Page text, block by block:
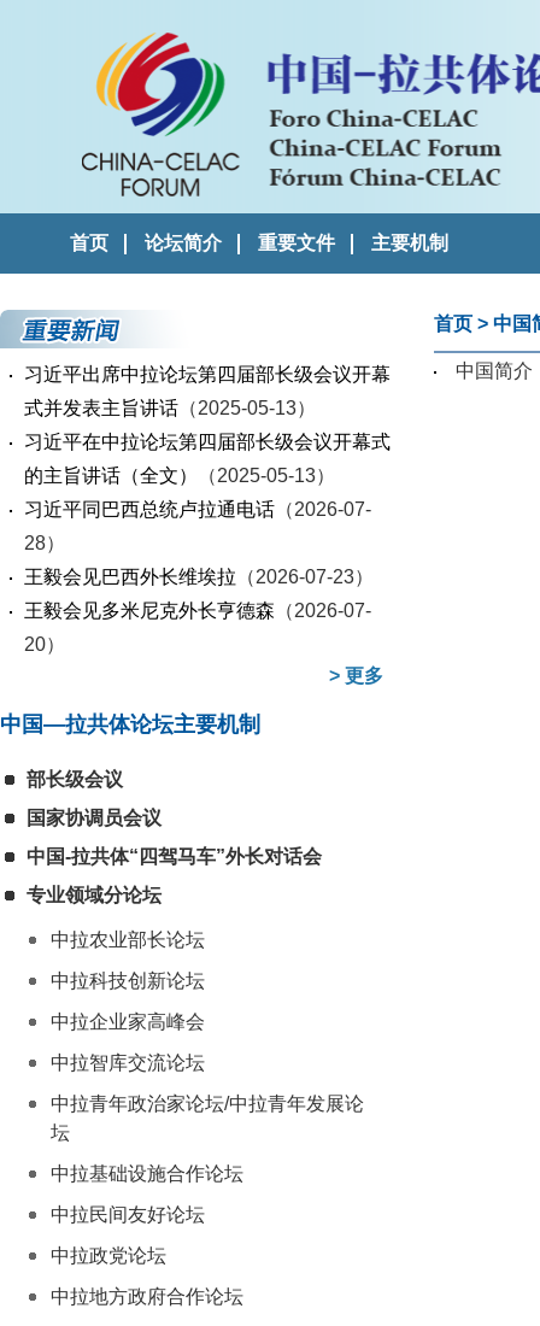
首页 论坛简介 重要文件 主要机制
习近平出席中拉论坛第四届部长级会议开幕
式并发表主旨讲话 （2025-05-13）
习近平在中拉论坛第四届部长级会议开幕式
的主旨讲话（全文）
（2025-05-13）
习近平同巴西总统卢拉通电话 （2026-07-
28）
王毅会见巴西外长维埃拉 （2026-07-23）
王毅会见多米尼克外长亨德森 （2026-07-
20）
> 更多
中国—拉共体论坛主要机制
部长级会议
国家协调员会议
中国-拉共体“四驾马车”外长对话会
专业领域分论坛
中拉农业部长论坛
中拉科技创新论坛
中拉企业家高峰会
中拉智库交流论坛
中拉青年政治家论坛/中拉青年发展论
坛
中拉基础设施合作论坛
中拉民间友好论坛
中拉政党论坛
中拉地方政府合作论坛
首页 > 中国
中国简介